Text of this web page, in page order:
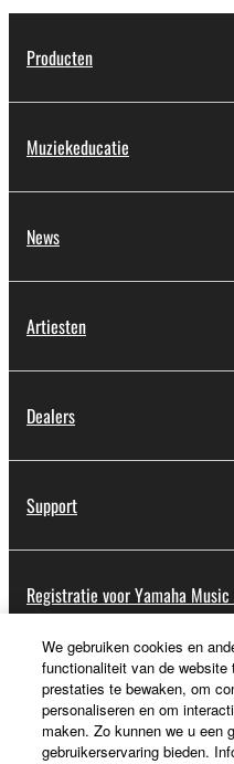
Producten
Muziekeducatie
News
Artiesten
Dealers
Support
Registratie voor Yamaha Music
Over Yamaha
We gebruiken cookies en
functionaliteit van de website
prestaties te bewaken, om
personaliseren en om
maken. Zo kunnen we u een
gebruikerservaring bieden.